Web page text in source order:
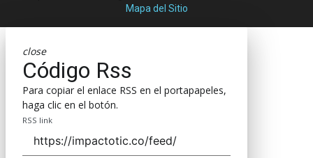
Mapa del Sitio
close
Código Rss
Para copiar el enlace RSS en el portapapeles,
haga clic en el botón.
RSS link